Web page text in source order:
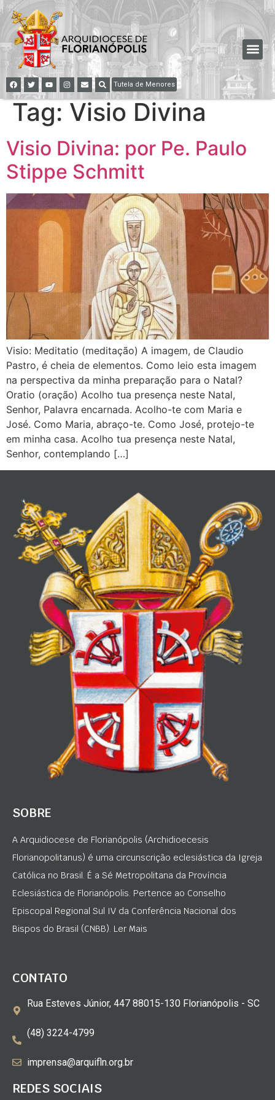
Tutela de Menores
Tag: Visio Divina
Visio Divina: por Pe. Paulo
Stippe Schmitt
Visio: Meditatio (meditação) A imagem, de Claudio
Pastro, é cheia de elementos. Como leio esta imagem
na perspectiva da minha preparação para o Natal?
Oratio (oração) Acolho tua presença neste Natal,
Senhor, Palavra encarnada. Acolho-te com Maria e
José. Como Maria, abraço-te. Como José, protejo-te
em minha casa. Acolho tua presença neste Natal,
Senhor, contemplando […]
SOBRE
A Arquidiocese de Florianópolis (Archidioecesis
Florianopolitanus) é uma circunscrição eclesiástica da Igreja
Católica no Brasil. É a Sé Metropolitana da Província
Eclesiástica de Florianópolis. Pertence ao Conselho
Episcopal Regional Sul IV da Conferência Nacional dos
Bispos do Brasil (CNBB). Ler Mais
CONTATO
Rua Esteves Júnior, 447 88015-130 Florianópolis - SC
(48) 3224-4799
imprensa@arquifln.org.br
REDES SOCIAIS